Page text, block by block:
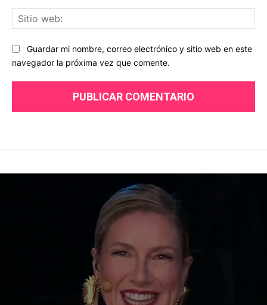
Guardar mi nombre, correo electrónico y sitio web en este
navegador la próxima vez que comente.